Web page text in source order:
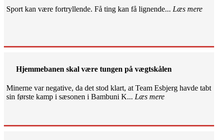
Sport kan være fortryllende. Få ting kan få lignende... Læs mere
Hjemmebanen skal være tungen på vægtskålen
Minerne var negative, da det stod klart, at Team Esbjerg havde tabt
sin første kamp i sæsonen i Bambuni K... Læs mere